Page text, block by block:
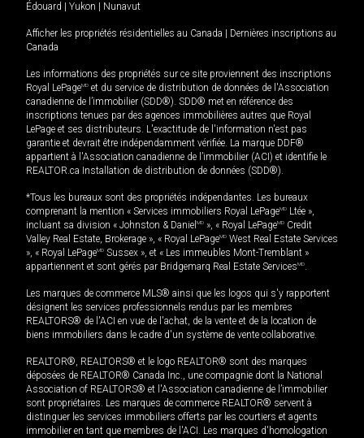
Édouard
Yukon Nunavut
Afficher les propriétés résidentielles au Canada
Dernières inscriptions au
Canada
Les informations des propriétés sur ce site proviennent des inscriptions
Royal LePageMD et du service de distribution de données de l'Association
canadienne de l’immobilier (SDD®). SDD® met en référence des
inscriptions tenues par des agences immobilières autres que Royal
LePage et ses distributeurs. L'exactitude de l'information n'est pas
garantie et devrait être indépendamment vérifiée. La marque DDF®
appartient à l'Association canadienne de l’immobilier (ACI) et identifie le
REALTOR.ca Installation de distribution de données (SDD®).
*Tous les bureaux sont des propriétés indépendantes. Les bureaux
comprenant la mention « Services immobiliers Royal LePageMD Ltée »,
incluant sa division « Johnston & Daniel MD », « Royal LePageMD Credit
Valley Real Estate, Brokerage », « Royal LePageMD West Real Estate Services
», « Royal LePageMD Sussex », et « Les immeubles Mont-Tremblant »
appartiennent et sont gérés par Bridgemarq Real Estate ServicesMD.
Les marques de commerce MLS® ainsi que les logos qui s'y rapportent
désignent les services professionnels rendus par les membres
REALTORS® de l'ACI en vue de l'achat, de la vente et de la location de
biens immobiliers dans le cadre d'un système de vente collaborative.
REALTOR®, REALTORS® et le logo REALTOR® sont des marques
déposées de REALTOR® Canada Inc., une compagnie dont la National
Association of REALTORS® et l'Association canadienne de l’immobilier
sont propriétaires. Les marques de commerce REALTOR® servent à
distinguer les services immobiliers offerts par les courtiers et agents
immobilier en tant que membres de l'ACI. Les marques d'homologation